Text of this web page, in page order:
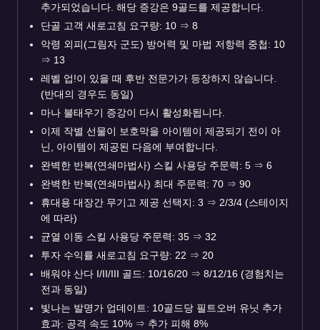
추가되었습니다. 해당 증강은 9골드를 제공합니다.
단골 고객 새로고침 요구량: 10 ⇒ 8
악령 외피(그림자 군도) 방어력 및 마법 저항력 중첩: 10
⇒ 13
레벨 업!이 있을 때 후반 전문가가 등장하지 않습니다.
(반대의 경우도 동일)
마나 불태우기 증강이 다시 활성화됩니다.
이제 작별 선물이 보호막을 아이템이 제공되기 전이 아
닌, 아이템이 제공된 다음에 부여합니다.
완벽한 반복(연쇄마법사) 스킬 사용당 주문력: 5 ⇒ 6
완벽한 반복(연쇄마법사) 최대 주문력: 70 ⇒ 90
휴대용 대장간 무기고 제공 선택지: 3 ⇒ 2/3/4 (스테이지
에 따라)
균열 이동 스킬 사용당 주문력: 35 ⇒ 32
투자 수익률 새로고침 요구량: 22 ⇒ 20
배워야 산다 I/II/III 골드: 10/16/20 ⇒ 8/12/16 (경험치는
전과 동일)
빛나는 발명가 업데이트: 10골드당 필트오버 유닛 추가
효과: 공격 속도 10% ⇒ 추가 피해 8%